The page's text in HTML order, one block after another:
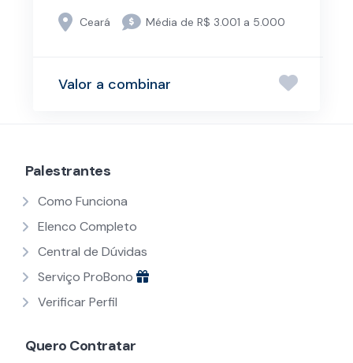
Ceará Média de R$ 3.001 a 5.000
Valor a combinar
Palestrantes
Como Funciona
Elenco Completo
Central de Dúvidas
Serviço ProBono
Verificar Perfil
Quero Contratar